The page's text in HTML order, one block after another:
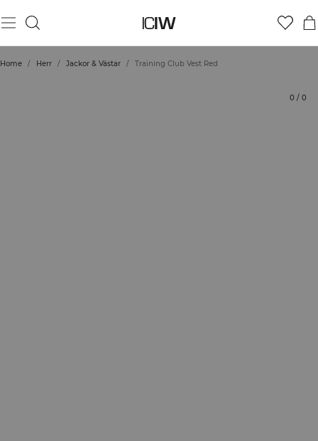
Home / Herr / Jackor & Västar / Training Club Vest Red
0 / 0